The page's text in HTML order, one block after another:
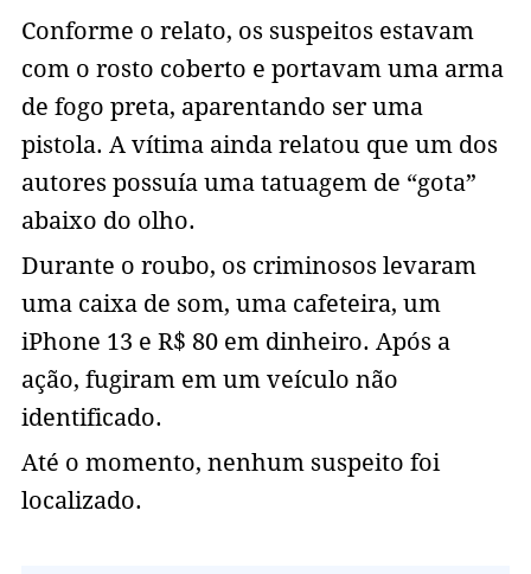
Conforme o relato, os suspeitos estavam
com o rosto coberto e portavam uma arma
de fogo preta, aparentando ser uma
pistola. A vítima ainda relatou que um dos
autores possuía uma tatuagem de “gota”
abaixo do olho.
Durante o roubo, os criminosos levaram
uma caixa de som, uma cafeteira, um
iPhone 13 e R$ 80 em dinheiro. Após a
ação, fugiram em um veículo não
identificado.
Até o momento, nenhum suspeito foi
localizado.